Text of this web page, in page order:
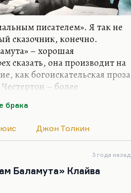
писателем». Я так не
сказочник, конечно.
– хорошая
сказать, она производит на
как богоискательская проза
– более
А Клайв Льюис,
точнее я не могу),
его изобразительной
и…
брака
Джон Толкин
3 года назад
Баламута» Клайва